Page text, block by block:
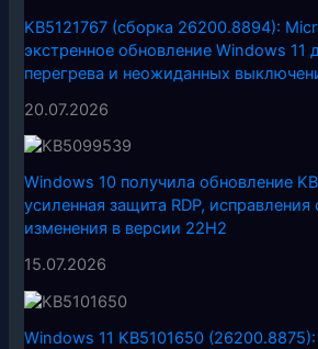
KB5121767 (сборка 26200.8894):
экстренное обновление Windows 11
перегрева и неожиданных
20.07.2026
Windows 10 получила обновление
усиленная защита RDP,
изменения в версии 22H2
15.07.2026
Windows 11 KB5101650